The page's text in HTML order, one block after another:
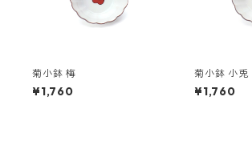
菊小鉢 梅
¥1,760
菊小鉢 小兎
¥1,760